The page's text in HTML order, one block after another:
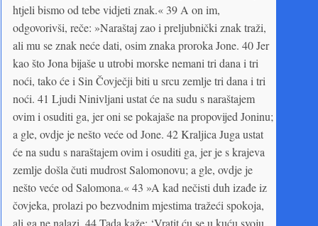
htjeli bismo od tebe vidjeti znak.« 39 A on im,
odgovorivši, reče: »Naraštaj zao i preljubnički znak traži,
ali mu se znak neće dati, osim znaka proroka Jone. 40 Jer
kao što Jona bijaše u utrobi morske nemani tri dana i tri
noći, tako će i Sin Čovječji biti u srcu zemlje tri dana i tri
noći. 41 Ljudi Ninivljani ustat će na sudu s naraštajem
ovim i osuditi ga, jer oni se pokajaše na propovijed Joninu;
a gle, ovdje je nešto veće od Jone. 42 Kraljica Juga ustat
će na sudu s naraštajem ovim i osuditi ga, jer je s krajeva
zemlje došla čuti mudrost Salomonovu; a gle, ovdje je
nešto veće od Salomona.« 43 »A kad nečisti duh izađe iz
čovjeka, prolazi po bezvodnim mjestima tražeći spokoja,
ali ga ne nalazi. 44 Tada kaže: ‘Vratit ću se u kuću svoju